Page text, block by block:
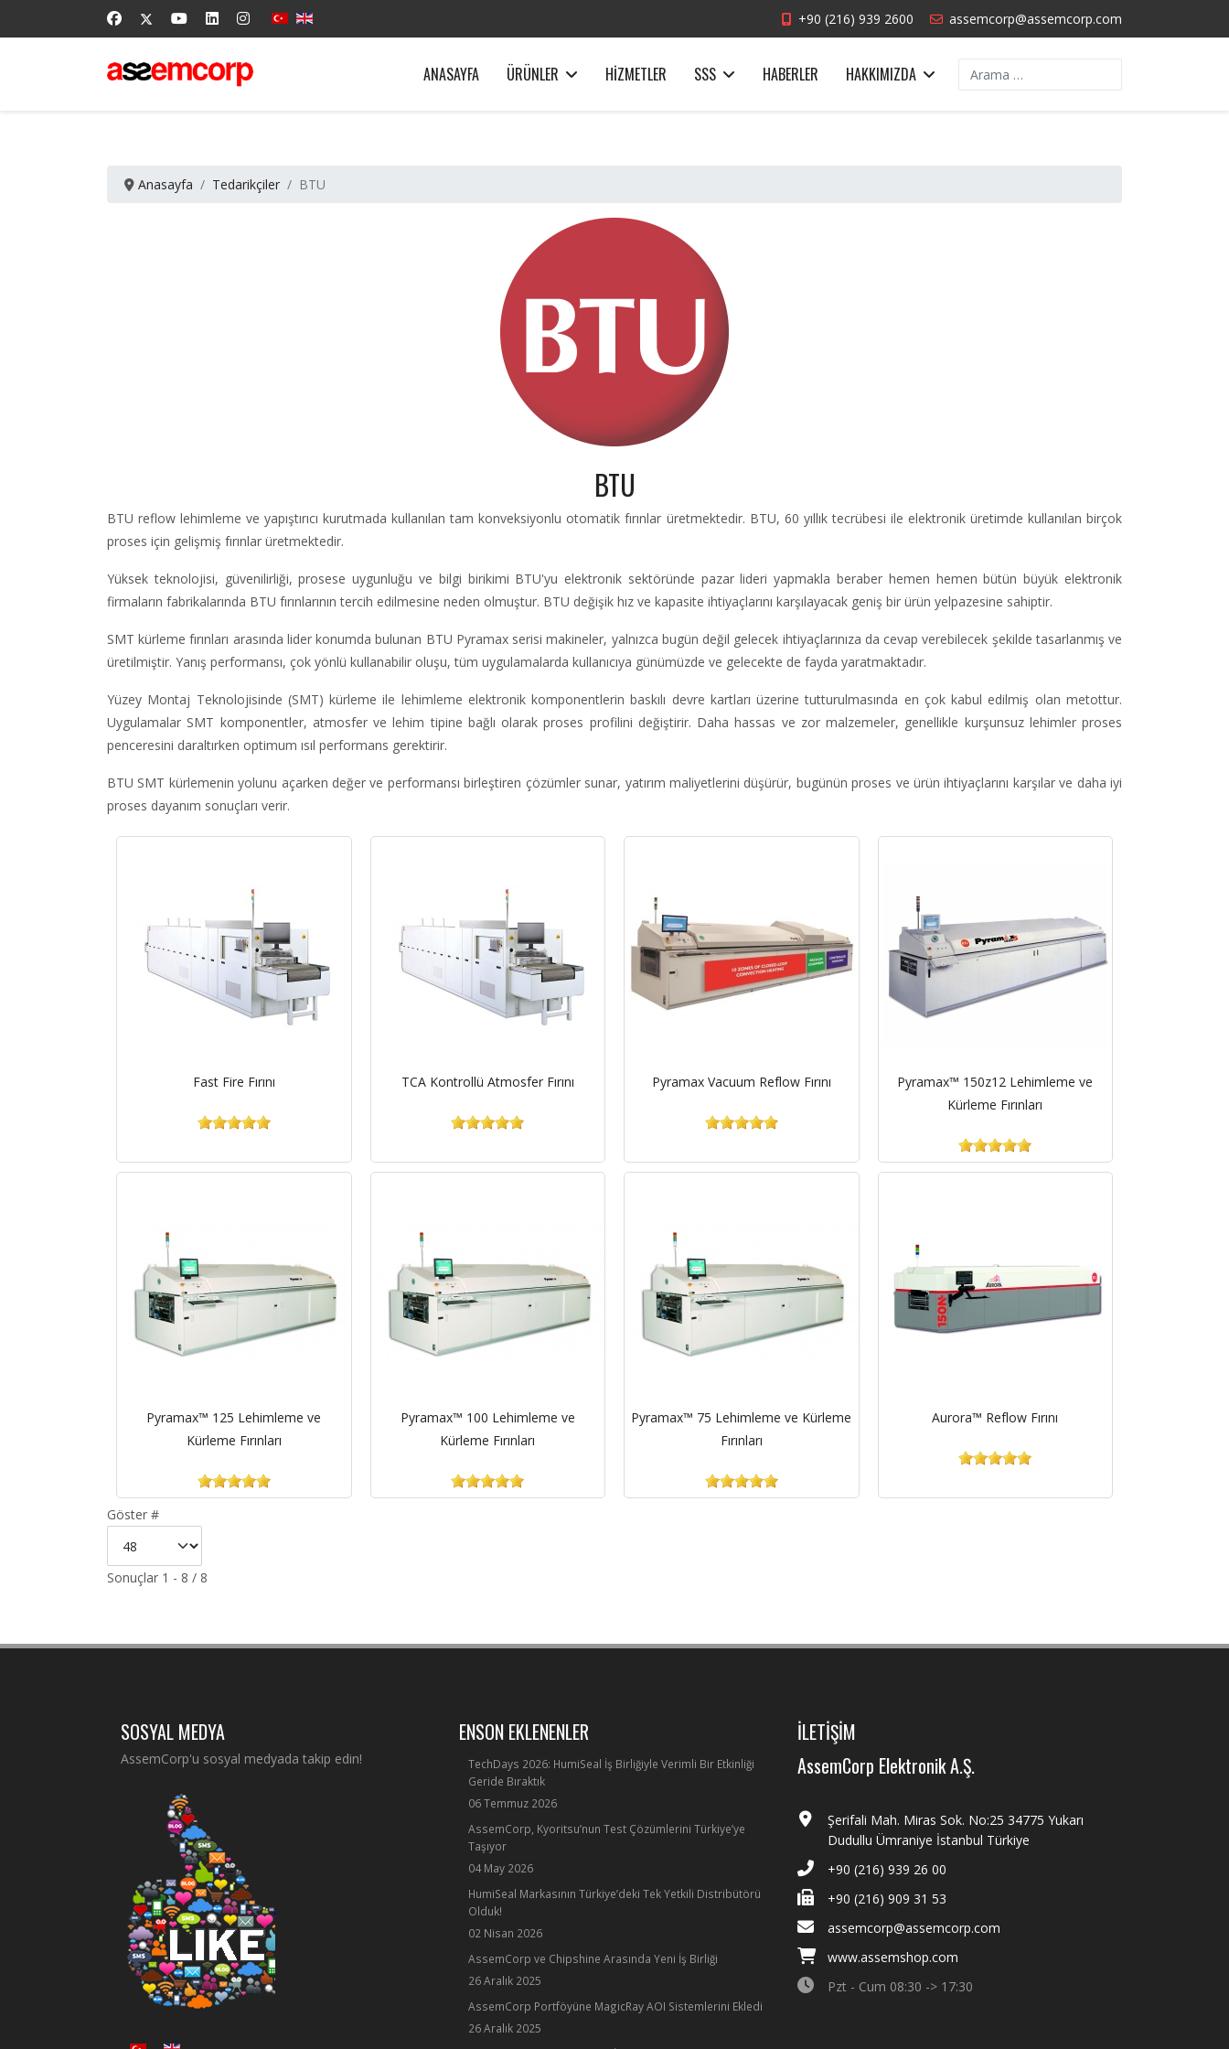
+90 (216) 939 2600 assemcorp@assemcorp.com
ANASAYFA ÜRÜNLER HIZMETLER SSS HABERLER HAKKIMIZDA Arama
Anasayfa Tedarikçiler BTU
BTU
BTU reflow lehimleme ve yapıştırıcı kurutmada kullanılan tam konveksiyonlu otomatik fırınlar üretmektedir. BTU, 60 yıllık tecrübesi ile elektronik üretimde kullanılan birçok
proses için gelişmiş fırınlar üretmektedir.
Yüksek teknolojisi, güvenilirliği, prosese uygunluğu ve bilgi birikimi BTU'yu elektronik sektöründe pazar lideri yapmakla beraber hemen hemen bütün büyük elektronik
firmaların fabrikalarında BTU fırınlarının tercih edilmesine neden olmuştur. BTU değişik hız ve kapasite ihtiyaçlarını karşılayacak geniş bir ürün yelpazesine sahiptir.
SMT kürleme fırınları arasında lider konumda bulunan BTU Pyramax serisi makineler, yalnızca bugün değil gelecek ihtiyaçlarınıza da cevap verebilecek şekilde tasarlanmış ve
üretilmiştir. Yanış performansı, çok yönlü kullanabilir oluşu, tüm uygulamalarda kullanıcıya günümüzde ve gelecekte de fayda yaratmaktadır.
Yüzey Montaj Teknolojisinde (SMT) kürleme ile lehimleme elektronik komponentlerin baskılı devre kartları üzerine tutturulmasında en çok kabul edilmiş olan metottur.
Uygulamalar SMT komponentler, atmosfer ve lehim tipine bağlı olarak proses profilini değiştirir. Daha hassas ve zor malzemeler, genellikle kurşunsuz lehimler proses
penceresini daraltırken optimum ısıl performans gerektirir.
BTU SMT kürlemenin yolunu açarken değer ve performansı birleştiren çözümler sunar, yatırım maliyetlerini düşürür, bugünün proses ve ürün ihtiyaçlarını karşılar ve daha iyi
proses dayanım sonuçları verir.
Fast Fire Fırını TCA Kontrollü Atmosfer Fırını Pyramax Vacuum Reflow Fırını
Pyramax™ 150z12 Lehimleme ve
Kürleme Fırınları
Pyramax™ 125 Lehimleme ve
Kürleme Fırınları
Pyramax™ 100 Lehimleme ve
Kürleme Fırınları
Pyramax™ 75 Lehimleme ve Kürleme
Fırınları
Aurora™ Reflow Fırını
Göster #
Sonuçlar 1 - 8 / 8
SOSYAL MEDYA
AssemCorp'u sosyal medyada takip edin!
ENSON EKLENENLER
TechDays 2026: HumiSeal İş Birliğiyle Verimli Bir Etkinliği
Geride Bıraktık
06 Temmuz 2026
AssemCorp, Kyoritsu’nun Test Çözümlerini Türkiye’ye
Taşıyor
04 May 2026
HumiSeal Markasının Türkiye’deki Tek Yetkili Distribütörü
Olduk!
02 Nisan 2026
AssemCorp ve Chipshine Arasında Yeni İş Birliği
26 Aralık 2025
AssemCorp Portföyüne MagicRay AOI Sistemlerini Ekledi
26 Aralık 2025
İLETİŞİM
AssemCorp Elektronik A.Ş.
Şerifali Mah. Miras Sok. No:25 34775 Yukarı
Dudullu Ümraniye İstanbul Türkiye
+90 (216) 939 26 00
+90 (216) 909 31 53
assemcorp@assemcorp.com
www.assemshop.com
Pzt - Cum 08:30 -> 17:30